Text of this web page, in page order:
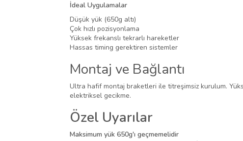
İdeal Uygulamalar
Düşük yük (650g altı)
Çok hızlı pozisyonlama
Yüksek frekanslı tekrarlı hareketler
Hassas timing gerektiren sistemler
Montaj ve Bağlantı
Ultra hafif montaj braketleri ile titreşimsiz kurulum.
elektriksel gecikme.
Özel Uyarılar
Maksimum yük 650g'ı geçmemelidir